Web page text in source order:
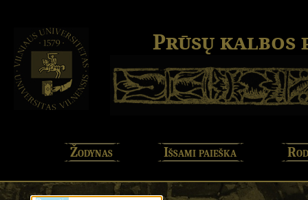
Prūsų kalbos
Žodynas Išsami paieška